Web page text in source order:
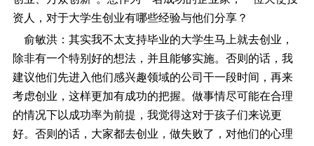
资人，对于大学生创业有哪些经验与他们分享？
俞敏洪：其实我不太支持毕业的大学生马上就去创业，
除非有一个特别好的想法，并且能够实施。否则的话，我
建议他们先进入他们感兴趣领域的公司干一段时间，再来
考虑创业，这样更加有成功的把握。做事情尽可能在合理
的情况下以成功率为前提，我觉得这对于孩子们来说更
好。否则的话，大家都去创业，做失败了，对他们的心理